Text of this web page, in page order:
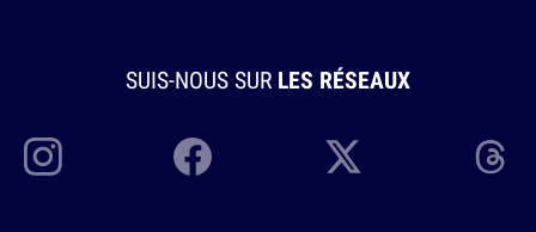
SUIS-NOUS SUR LES RÉSEAUX